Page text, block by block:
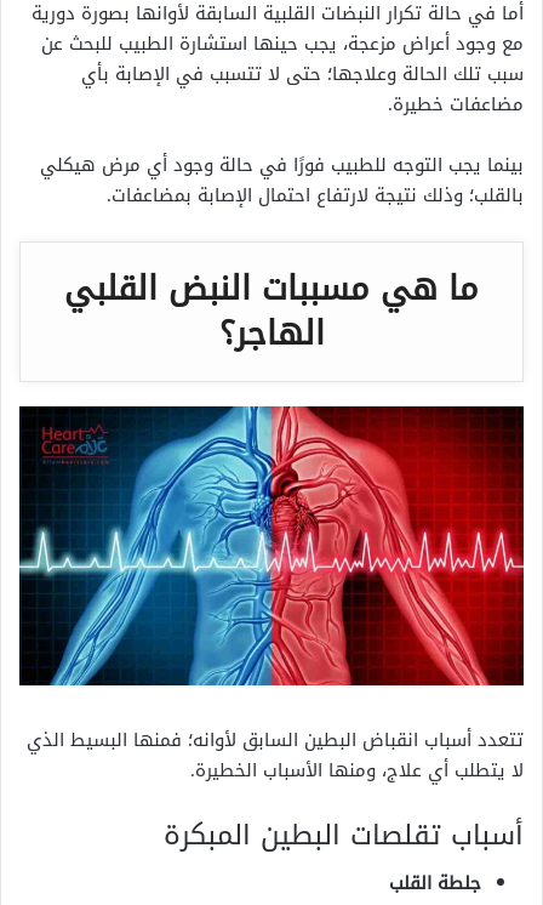
أما في حالة تكرار النبضات القلبية السابقة لأوانها بصورة دورية
مع وجود أعراض مزعجة، يجب حينها استشارة الطبيب للبحث عن
سبب تلك الحالة وعلاجها؛ حتى لا تتسبب في الإصابة بأي
مضاعفات خطيرة.
بينما يجب التوجه للطبيب فورًا في حالة وجود أي مرض هيكلي
بالقلب؛ وذلك نتيجة لارتفاع احتمال الإصابة بمضاعفات.
ما هي مسببات النبض القلبي
الهاجر؟
تتعدد أسباب انقباض البطين السابق لأوانه؛ فمنها البسيط الذي
لا يتطلب أي علاج، ومنها الأسباب الخطيرة.
أسباب تقلصات البطين المبكرة
جلطة القلب